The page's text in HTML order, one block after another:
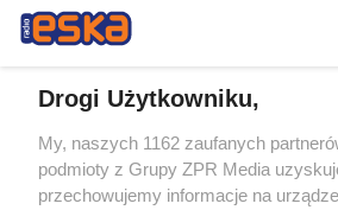
TENIS
Drogi Użytkowniku,
My, naszych 1162 zaufanych
podmioty z Grupy ZPR Media
przechowujemy informacje na